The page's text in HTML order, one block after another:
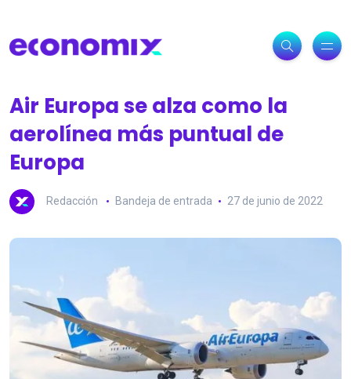
Air Europa se alza como la
aerolínea más puntual de
Europa
Redacción Bandeja de entrada 27 de junio de 2022